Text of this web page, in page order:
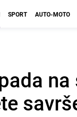
SPORT AUTO-MOTO